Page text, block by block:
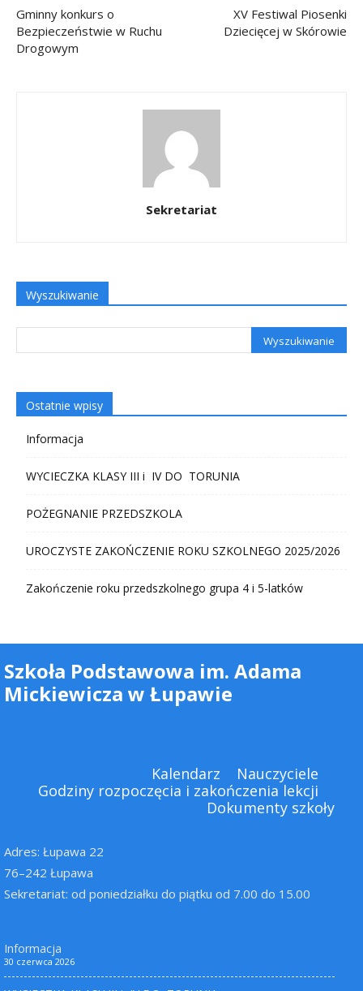
Gminny konkurs o
Bezpieczeństwie w Ruchu
Drogowym
XV Festiwal Piosenki
Dziecięcej w Skórowie
Sekretariat
Wyszukiwanie
Ostatnie wpisy
Informacja
WYCIECZKA KLASY III i IV DO TORUNIA
POŻEGNANIE PRZEDSZKOLA
UROCZYSTE ZAKOŃCZENIE ROKU SZKOLNEGO 2025/2026
Zakończenie roku przedszkolnego grupa 4 i 5-latków
Szkoła Podstawowa im. Adama
Mickiewicza w Łupawie
Kalendarz
Nauczyciele
Godziny rozpoczęcia i zakończenia lekcji
Dokumenty szkoły
Adres: Łupawa 22
76–242 Łupawa
Sekretariat: od poniedziałku do piątku od 7.00 do 15.00
Informacja
30 czerwca 2026